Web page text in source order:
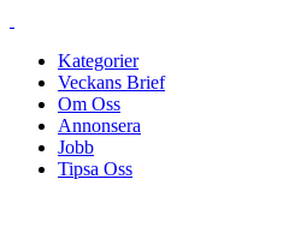
Kategorier
Veckans Brief
Om Oss
Annonsera
Jobb
Tipsa Oss